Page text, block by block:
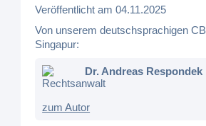
Veröffentlicht am 04.11.2025
Von unserem deutschsprachigen
Singapur:
Dr. Andreas Respondek
Rechtsanwalt
zum Autor